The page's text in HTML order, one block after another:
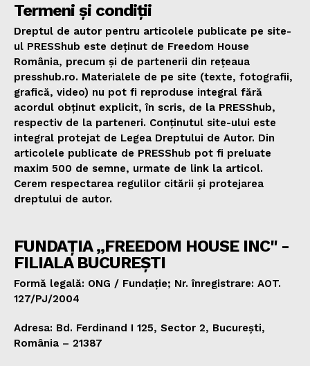
Termeni și condiții
Dreptul de autor pentru articolele publicate pe site-
ul PRESShub este deținut de Freedom House
România, precum și de partenerii din rețeaua
presshub.ro. Materialele de pe site (texte, fotografii,
grafică, video) nu pot fi reproduse integral fără
acordul obținut explicit, în scris, de la PRESShub,
respectiv de la parteneri. Conținutul site-ului este
integral protejat de Legea Dreptului de Autor. Din
articolele publicate de PRESShub pot fi preluate
maxim 500 de semne, urmate de link la articol.
Cerem respectarea regulilor citării și protejarea
dreptului de autor.
FUNDAȚIA „FREEDOM HOUSE INC" -
FILIALA BUCUREȘTI
Formă legală: ONG / Fundație; Nr. înregistrare: AOT.
127/PJ/2004
Adresa: Bd. Ferdinand I 125, Sector 2, București,
România – 21387